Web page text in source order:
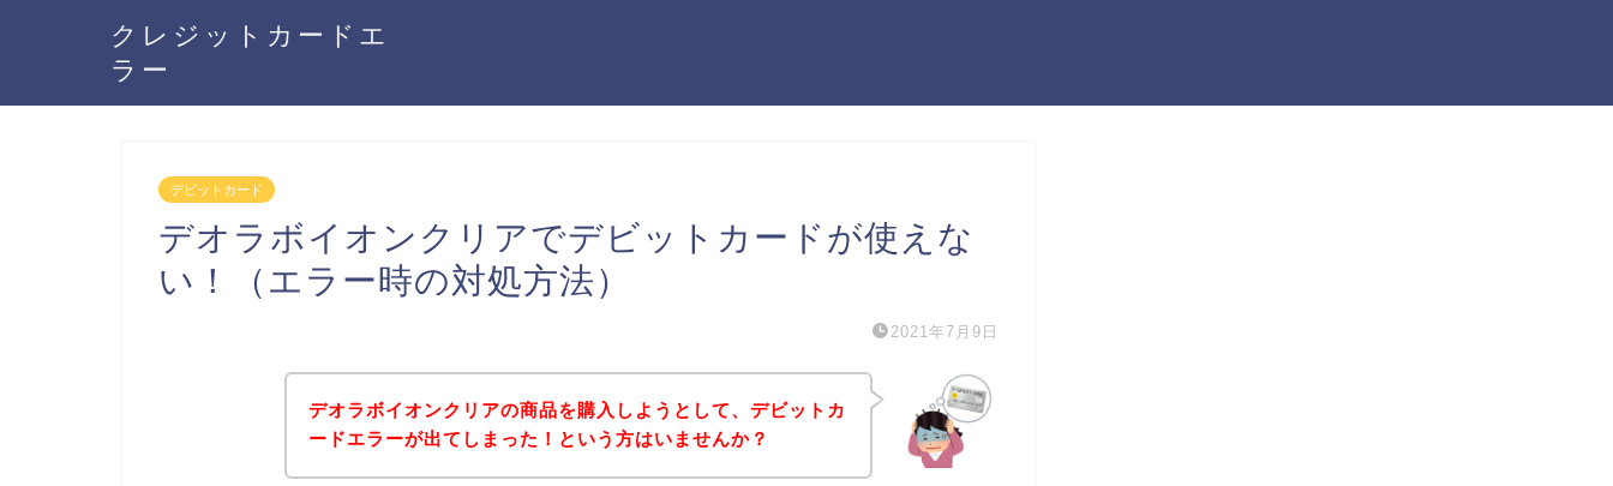
クレジットカードエ
ラー
デビットカード
デオラボイオンクリアでデビットカードが使えな
い！（エラー時の対処方法）
2021年7月9日
デオラボイオンクリアの商品を購入しようとして、デビットカ
ードエラーが出てしまった！という方はいませんか？